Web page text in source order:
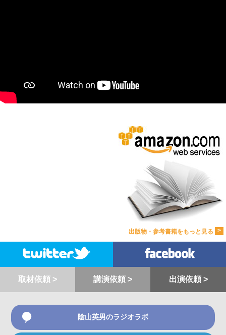
出版物・参考書籍をもっと見る >
取材依頼 > 講演依頼 > 出演依頼 >
陰山英男のラジオラボ